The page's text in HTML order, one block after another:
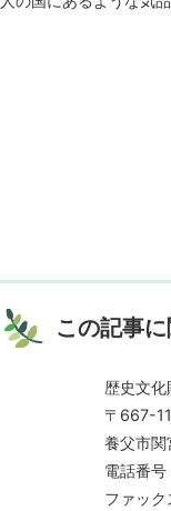
この記事
歴史文化
〒667-
養父市
電話番
ファッ